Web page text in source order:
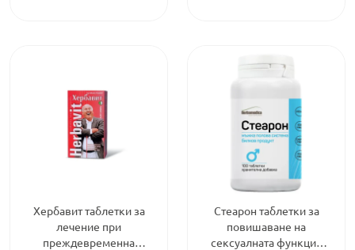
Хербавит таблетки за
лечение при
преждевременна
Стеарон таблетки за
повишаване на
сексуалната функция